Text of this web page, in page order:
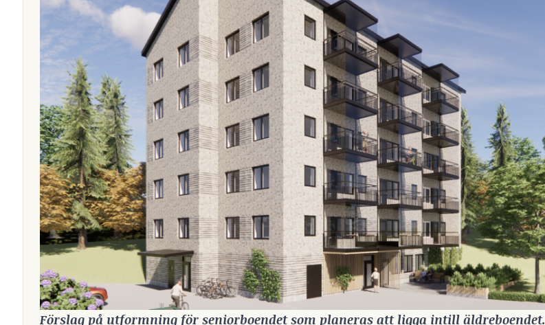
Förslag på utformning för seniorboendet som planeras att ligga intill äldreboendet.